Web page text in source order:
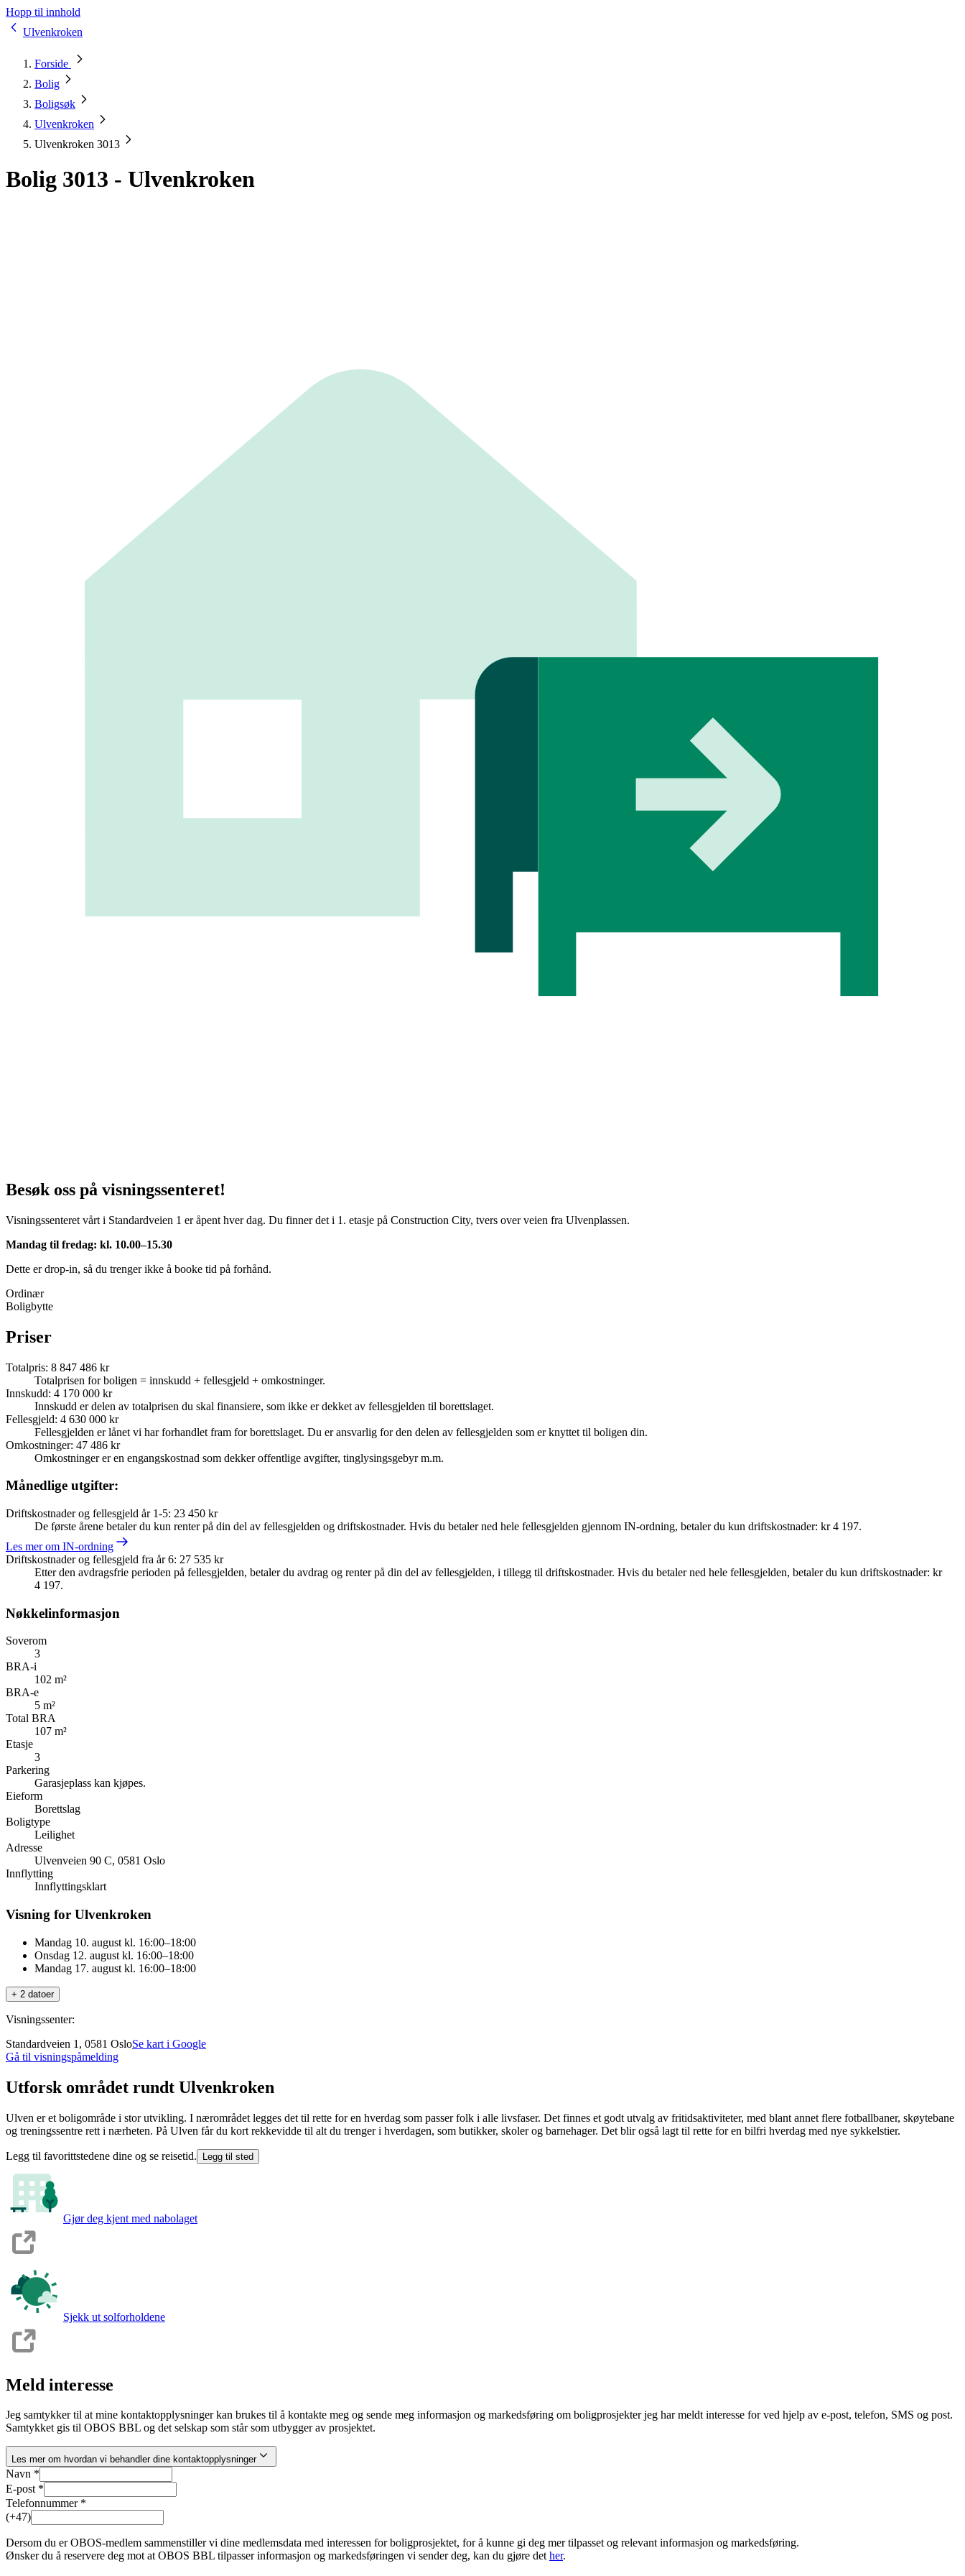
Hopp til innhold
Ulvenkroken
Forside
Bolig
Boligsøk
Ulvenkroken
Ulvenkroken 3013
Bolig 3013 - Ulvenkroken
Besøk oss på visningssenteret!
Visningssenteret vårt i Standardveien 1 er åpent hver dag. Du finner det i 1. etasje på Construction City, tvers over veien fra Ulvenplassen.
Mandag til fredag: kl. 10.00–15.30
Dette er drop-in, så du trenger ikke å booke tid på forhånd.
Ordinær
Boligbytte
Priser
Totalpris: 8 847 486 kr
Totalprisen for boligen = innskudd + fellesgjeld + omkostninger.
Innskudd: 4 170 000 kr
Innskudd er delen av totalprisen du skal finansiere, som ikke er dekket av fellesgjelden til borettslaget.
Fellesgjeld: 4 630 000 kr
Fellesgjelden er lånet vi har forhandlet fram for borettslaget. Du er ansvarlig for den delen av fellesgjelden som er knyttet til boligen din.
Omkostninger: 47 486 kr
Omkostninger er en engangskostnad som dekker offentlige avgifter, tinglysingsgebyr m.m.
Månedlige utgifter:
Driftskostnader og fellesgjeld år 1-5: 23 450 kr
De første årene betaler du kun renter på din del av fellesgjelden og driftskostnader. Hvis du betaler ned hele fellesgjelden gjennom IN-ordning, betaler du kun driftskostnader: kr 4 197.
Les mer om IN-ordning
Driftskostnader og fellesgjeld fra år 6: 27 535 kr
Etter den avdragsfrie perioden på fellesgjelden, betaler du avdrag og renter på din del av fellesgjelden, i tillegg til driftskostnader. Hvis du betaler ned hele fellesgjelden, betaler du kun driftskostnader: kr
4 197.
Nøkkelinformasjon
Soverom
3
BRA-i
102 m²
BRA-e
5 m²
Total BRA
107 m²
Etasje
3
Parkering
Garasjeplass kan kjøpes.
Eieform
Borettslag
Boligtype
Leilighet
Adresse
Ulvenveien 90 C, 0581 Oslo
Innflytting
Innflyttingsklart
Visning for Ulvenkroken
Mandag 10. august kl. 16:00–18:00
Onsdag 12. august kl. 16:00–18:00
Mandag 17. august kl. 16:00–18:00
+ 2 datoer
Visningssenter:
Standardveien 1, 0581 OsloSe kart i Google
Gå til visningspåmelding
Utforsk området rundt Ulvenkroken
Ulven er et boligområde i stor utvikling. I nærområdet legges det til rette for en hverdag som passer folk i alle livsfaser. Det finnes et godt utvalg av fritidsaktiviteter, med blant annet flere fotballbaner, skøytebane
og treningssentre rett i nærheten. På Ulven får du kort rekkevidde til alt du trenger i hverdagen, som butikker, skoler og barnehager. Det blir også lagt til rette for en bilfri hverdag med nye sykkelstier.
Legg til favorittstedene dine og se reisetid. Legg til sted
Gjør deg kjent med nabolaget
Sjekk ut solforholdene
Meld interesse
Jeg samtykker til at mine kontaktopplysninger kan brukes til å kontakte meg og sende meg informasjon og markedsføring om boligprosjekter jeg har meldt interesse for ved hjelp av e-post, telefon, SMS og post.
Samtykket gis til OBOS BBL og det selskap som står som utbygger av prosjektet.
Les mer om hvordan vi behandler dine kontaktopplysninger
Navn *
E-post *
Telefonnummer *
(+47)
Dersom du er OBOS-medlem sammenstiller vi dine medlemsdata med interessen for boligprosjektet, for å kunne gi deg mer tilpasset og relevant informasjon og markedsføring.
Ønsker du å reservere deg mot at OBOS BBL tilpasser informasjon og markedsføringen vi sender deg, kan du gjøre dether.